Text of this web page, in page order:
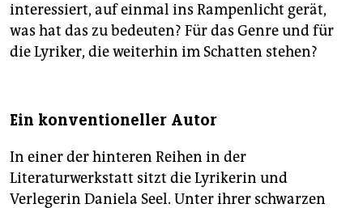
interessiert, auf einmal ins Rampenlicht gerät,
was hat das zu bedeuten? Für das Genre und für
die Lyriker, die weiterhin im Schatten stehen?
Ein konventioneller Autor
In einer der hinteren Reihen in der
Literaturwerkstatt sitzt die Lyrikerin und
Verlegerin Daniela Seel. Unter ihrer schwarzen